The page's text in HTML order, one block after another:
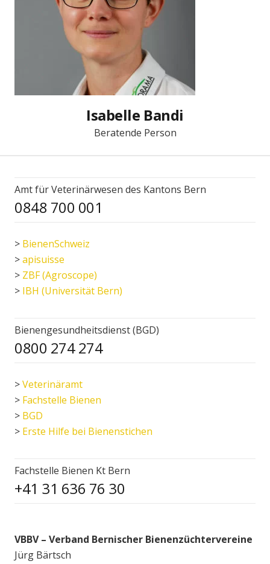
Isabelle Bandi
Beratende Person
Amt für Veterinärwesen des Kantons Bern
0848 700 001
> BienenSchweiz
>apisuisse
> ZBF (Agroscope)
> IBH (Universität Bern)
Bienengesundheitsdienst (BGD)
0800 274 274
>Veterinäramt
> Fachstelle Bienen
> BGD
> Erste Hilfe bei Bienenstichen
Fachstelle Bienen Kt Bern
+41 31 636 76 30
VBBV – Verband Bernischer Bienenzüchtervereine
Jürg Bärtsch